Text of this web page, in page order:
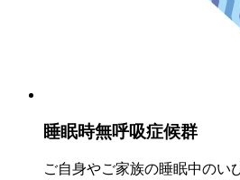
睡眠時無呼吸症候群
ご自身やご家族の睡眠中のい